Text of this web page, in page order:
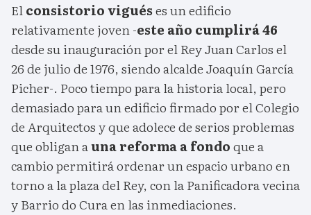
Elconsistorio viguéses un edificio
relativamente joven -este año cumplirá 46
desde su inauguración por el Rey Juan Carlos el
26 de julio de 1976, siendo alcalde Joaquín García
Picher-. Poco tiempo para la historia local, pero
demasiado para un edificio firmado por el Colegio
de Arquitectos y que adolece de serios problemas
que obligan auna reforma a fondoque a
cambio permitirá ordenar un espacio urbano en
torno a la plaza del Rey, con la Panificadora vecina
y Barrio do Cura en las inmediaciones.